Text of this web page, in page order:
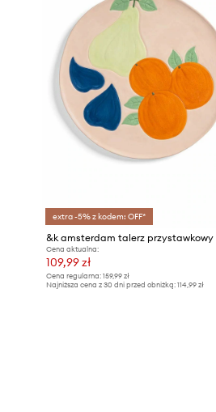
extra -5% z kodem: OFF*
Cena aktualna:
109,99 zł
Cena regularna: 159,99 zł
Najniższa cena z 30 dni przed obniżką: 114,99 zł